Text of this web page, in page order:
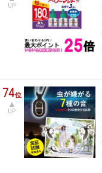
UP
74位
UP